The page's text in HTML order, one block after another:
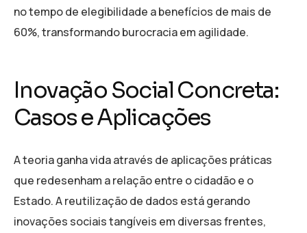
no tempo de elegibilidade a benefícios de mais de
60%, transformando burocracia em agilidade.
Inovação Social Concreta:
Casos e Aplicações
A teoria ganha vida através de aplicações práticas
que redesenham a relação entre o cidadão e o
Estado. A reutilização de dados está gerando
inovações sociais tangíveis em diversas frentes,